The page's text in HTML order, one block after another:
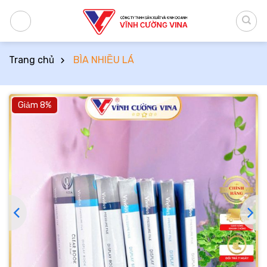
qua
Trang chủ
BÌA NHIỀU LÁ
Giảm 8%